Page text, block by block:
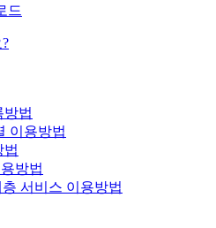
드
방법
이용방법
법
방법
서비스 이용방법